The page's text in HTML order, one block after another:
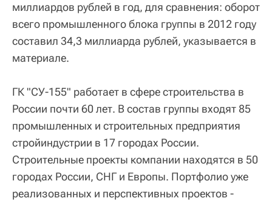
миллиардов рублей в год, для сравнения: оборот
всего промышленного блока группы в 2012 году
составил 34,3 миллиарда рублей, указывается в
материале.
ГК "СУ-155" работает в сфере строительства в
России почти 60 лет. В состав группы входят 85
промышленных и строительных предприятия
стройиндустрии в 17 городах России.
Строительные проекты компании находятся в 50
городах России, СНГ и Европы. Портфолио уже
реализованных и перспективных проектов -